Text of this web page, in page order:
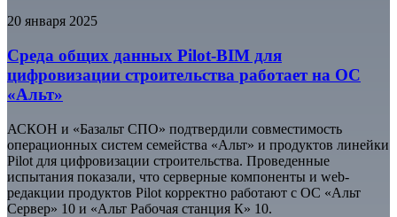
20 января 2025
Среда общих данных Pilot-BIM для
цифровизации строительства работает на ОС
«Альт»
АСКОН и «Базальт СПО» подтвердили совместимость
операционных систем семейства «Альт» и продуктов линейки
Pilot для цифровизации строительства. Проведенные
испытания показали, что серверные компоненты и web-
редакции продуктов Pilot корректно работают c ОС «Альт
Сервер» 10 и «Альт Рабочая станция К» 10.